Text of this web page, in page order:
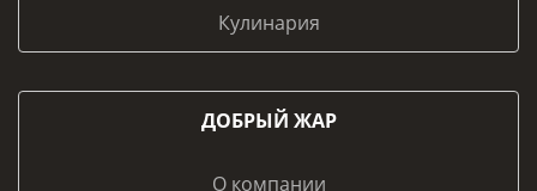
Кулинария
ДОБРЫЙ ЖАР
О компании